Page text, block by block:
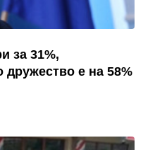
за 31%,
е на 58%